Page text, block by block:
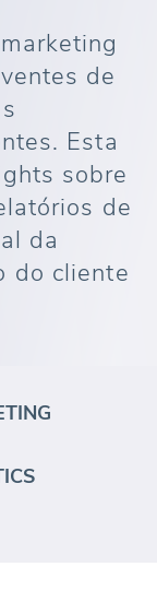
de
Esta
sobre
de
da
do cliente